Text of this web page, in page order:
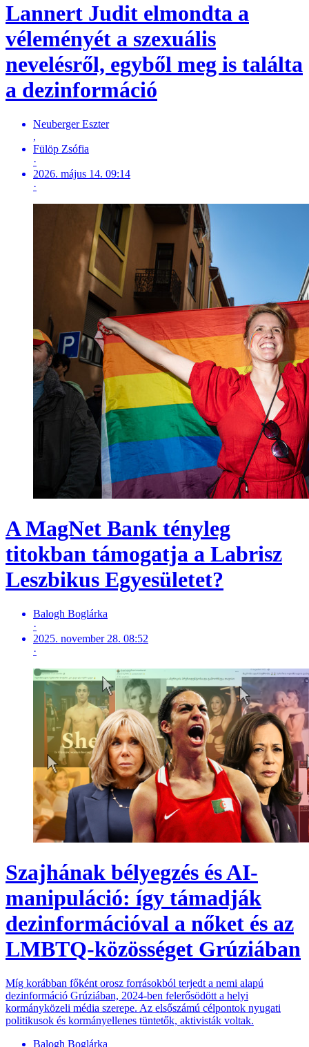
Lannert Judit elmondta a
véleményét a szexuális
nevelésről, egyből meg is találta
a dezinformáció
Neuberger Eszter
,
Fülöp Zsófia
·
2026. május 14. 09:14
·
A MagNet Bank tényleg
titokban támogatja a Labrisz
Leszbikus Egyesületet?
Balogh Boglárka
·
2025. november 28. 08:52
·
Szajhának bélyegzés és AI-
manipuláció: így támadják
dezinformációval a nőket és az
LMBTQ-közösséget Grúziában
Míg korábban főként orosz forrásokból terjedt a nemi alapú
dezinformáció Grúziában, 2024-ben felerősödött a helyi
kormányközeli média szerepe. Az elsőszámú célpontok nyugati
politikusok és kormányellenes tüntetők, aktivisták voltak.
Balogh Boglárka